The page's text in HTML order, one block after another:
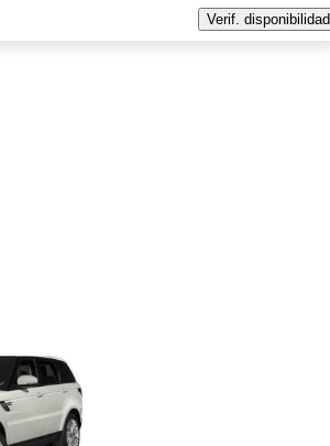
Verif. disponibilidad